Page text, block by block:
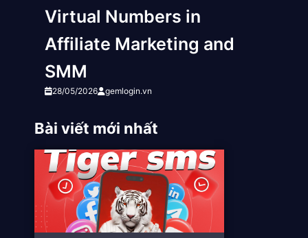
Virtual Numbers in
Affiliate Marketing and
SMM
28/05/2026 gemlogin.vn
Bài viết mới nhất